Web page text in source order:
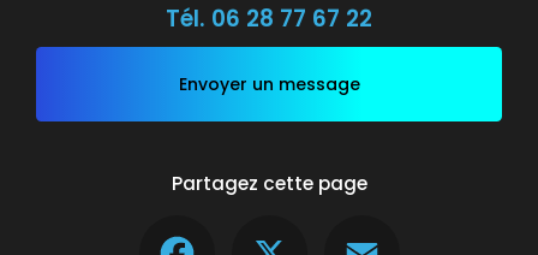
Tél. 06 28 77 67 22
Envoyer un message
Partagez cette page